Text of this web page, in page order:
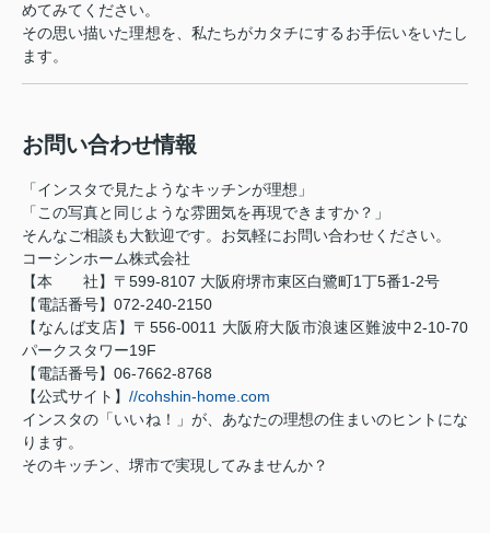
めてみてください。
その思い描いた理想を、私たちがカタチにするお手伝いをいたし
ます。
お問い合わせ情報
「インスタで見たようなキッチンが理想」
「この写真と同じような雰囲気を再現できますか？」
そんなご相談も大歓迎です。お気軽にお問い合わせください。
コーシンホーム株式会社
【本 社】〒599-8107 大阪府堺市東区白鷺町1丁5番1-2号
【電話番号】072-240-2150
【なんば支店】〒556-0011 大阪府大阪市浪速区難波中2-10-70
パークスタワー19F
【電話番号】06-7662-8768
【公式サイト】 //cohshin-home.com
インスタの「いいね！」が、あなたの理想の住まいのヒントにな
ります。
そのキッチン、堺市で実現してみませんか？